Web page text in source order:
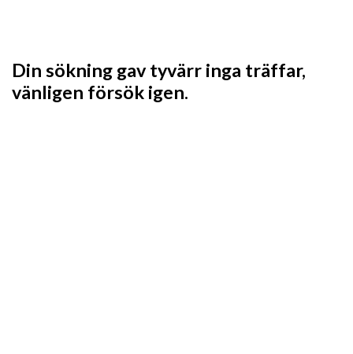
Din sökning gav tyvärr inga träffar,
vänligen försök igen.